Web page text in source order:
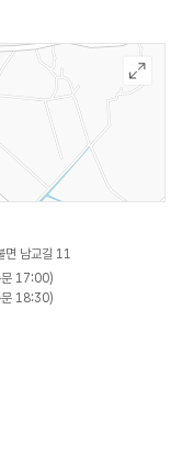
제공한다. 케이지를
환대받으며 이용이
면 남교길 11
17:00)
18:30)